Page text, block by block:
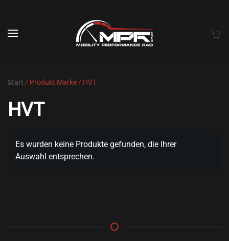
Skip to main content
Start / Produkt Marke / HVT
HVT
Es wurden keine Produkte gefunden, die Ihrer
Auswahl entsprechen.